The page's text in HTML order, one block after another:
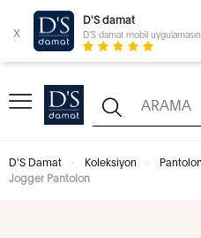
x
D'S damat
D'S damat mobil
D'S Damat Koleksiyon Pantolon
Jogger Pantolon